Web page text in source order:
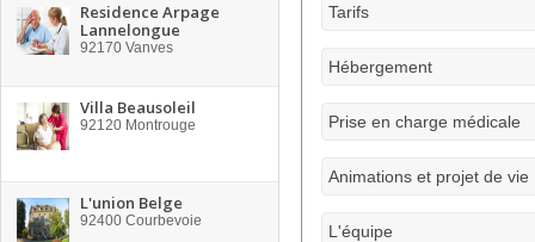
Residence Arpage
Lannelongue
92170 Vanves
Villa Beausoleil
92120 Montrouge
L'union Belge
92400 Courbevoie
Tarifs
Hébergement
Prise en charge médicale
Animations et projet de vie
L'équipe